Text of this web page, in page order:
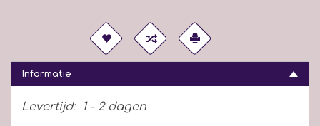
Informatie
Levertijd: 1 - 2 dagen